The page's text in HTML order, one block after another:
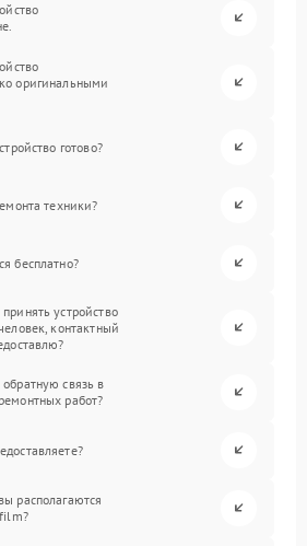
оригинальными
готово?
техники?
бесплатно?
устройство
контактный
связь в
работ?
располагаются